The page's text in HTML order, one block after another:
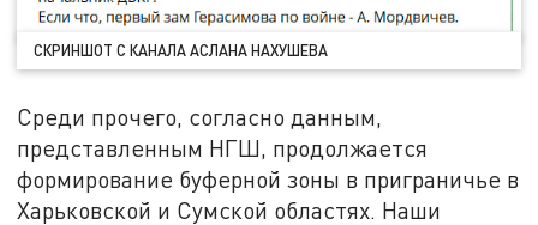
СКРИНШОТ С КАНАЛА АСЛАНА НАХУШЕВА
Среди прочего, согласно данным,
представленным НГШ, продолжается
формирование буферной зоны в приграничье в
Харьковской и Сумской областях. Наши